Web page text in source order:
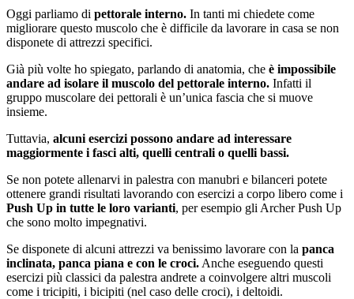
Oggi parliamo di pettorale interno. In tanti mi chiedete come
migliorare questo muscolo che è difficile da lavorare in casa se non
disponete di attrezzi specifici.
Già più volte ho spiegato, parlando di anatomia, che è impossibile
andare ad isolare il muscolo del pettorale interno. Infatti il
gruppo muscolare dei pettorali è un’unica fascia che si muove
insieme.
Tuttavia, alcuni esercizi possono andare ad interessare
maggiormente i fasci alti, quelli centrali o quelli bassi.
Se non potete allenarvi in palestra con manubri e bilanceri potete
ottenere grandi risultati lavorando con esercizi a corpo libero come i
Push Up in tutte le loro varianti, per esempio gli Archer Push Up
che sono molto impegnativi.
Se disponete di alcuni attrezzi va benissimo lavorare con la panca
inclinata, panca piana e con le croci. Anche eseguendo questi
esercizi più classici da palestra andrete a coinvolgere altri muscoli
come i tricipiti, i bicipiti (nel caso delle croci), i deltoidi.